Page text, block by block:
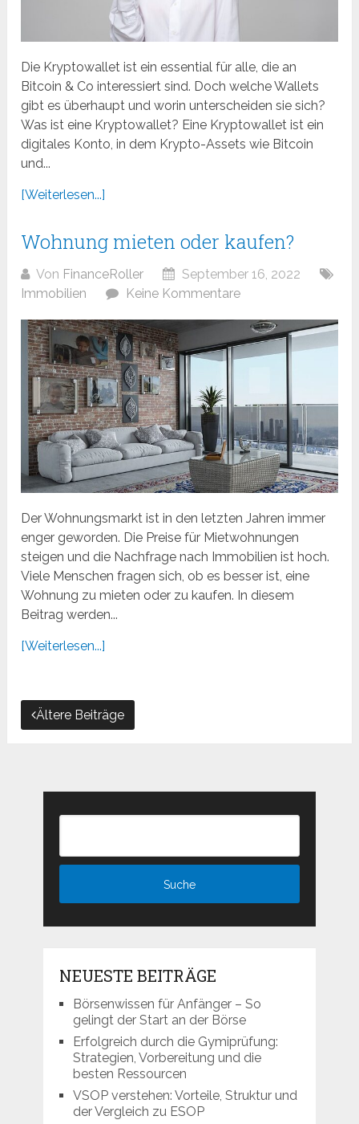
Die Kryptowallet ist ein essential für alle, die an
Bitcoin & Co interessiert sind. Doch welche Wallets
gibt es überhaupt und worin unterscheiden sie sich?
Was ist eine Kryptowallet? Eine Kryptowallet ist ein
digitales Konto, in dem Krypto-Assets wie Bitcoin
und...
[Weiterlesen...]
Wohnung mieten oder kaufen?
Von FinanceRoller
September 16, 2022
Immobilien
Keine Kommentare
Der Wohnungsmarkt ist in den letzten Jahren immer
enger geworden. Die Preise für Mietwohnungen
steigen und die Nachfrage nach Immobilien ist hoch.
Viele Menschen fragen sich, ob es besser ist, eine
Wohnung zu mieten oder zu kaufen. In diesem
Beitrag werden...
[Weiterlesen...]
Ältere Beiträge
NEUESTE BEITRÄGE
Börsenwissen für Anfänger – So
gelingt der Start an der Börse
Erfolgreich durch die Gymiprüfung:
Strategien, Vorbereitung und die
besten Ressourcen
VSOP verstehen: Vorteile, Struktur und
der Vergleich zu ESOP